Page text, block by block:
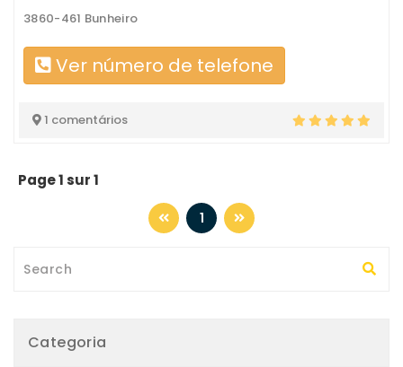
3860-461 Bunheiro
Ver número de telefone
1 comentários
Page 1 sur 1
1
Categoria